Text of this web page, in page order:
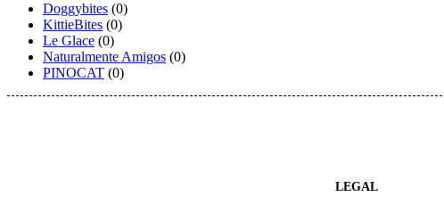
Doggybites (0)
KittieBites (0)
Le Glace (0)
Naturalmente Amigos (0)
PINOCAT (0)
LEGAL